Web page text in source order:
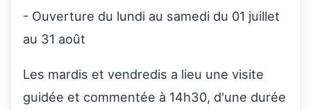
- Ouverture du lundi au samedi du 01 juillet
au 31 août
Les mardis et vendredis a lieu une visite
guidée et commentée à 14h30, d'une durée